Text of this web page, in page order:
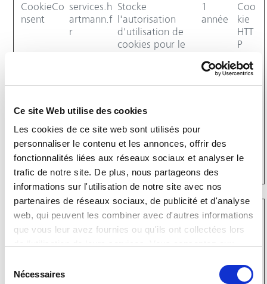
Ce site Web utilise des cookies
Les cookies de ce site web sont utilisés pour
personnaliser le contenu et les annonces, offrir des
fonctionnalités liées aux réseaux sociaux et analyser le
trafic de notre site. De plus, nous partageons des
informations sur l'utilisation de notre site avec nos
partenaires de réseaux sociaux, de publicité et d'analyse
web, qui peuvent les combiner avec d'autres informations
que vous leur avez fournies ou qu'ils ont collectées lors
Nécessaires
CookieCo
nsent
services.h
artmann.f
r
Stocke
l'autorisation
d'utilisation de
cookies pour le
1
année
Coo
kie
HTT
P
JSESSIONI services.h
r
Conserve la
paramètres des
utilisateurs à
travers les
demandes de
page.
Sessio
Coo
Statistiques (4)
Les cookies statistiques aident les propriétaires du
site Web, par la collecte et la communication
comment les visiteurs interagissent avec les sites